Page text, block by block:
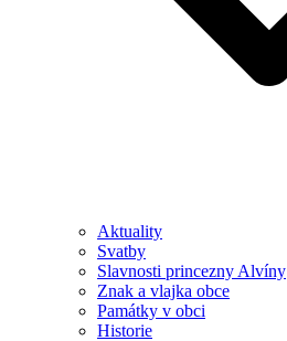
Aktuality
Svatby
Slavnosti princezny Alvíny
Znak a vlajka obce
Památky v obci
Historie